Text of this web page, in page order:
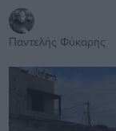
Παντελής Φύκαρης